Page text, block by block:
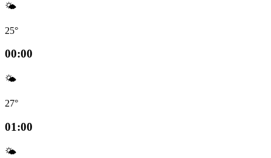
🌤️
25°
00:00
🌤️
27°
01:00
🌤️